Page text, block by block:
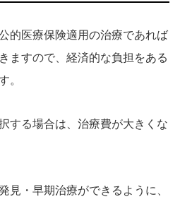
的医療保険適用の治療であれば
ますので、経済的な負担をある
。
する場合は、治療費が大きくな
見・早期治療ができるように、